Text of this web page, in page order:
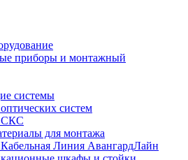
приборы и монтажный
системы
систем
СКС
для монтажа
Линия АвангардЛайн